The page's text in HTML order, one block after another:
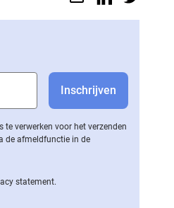
verwerken voor het verzenden
de af­meld­func­tie in de
statement.